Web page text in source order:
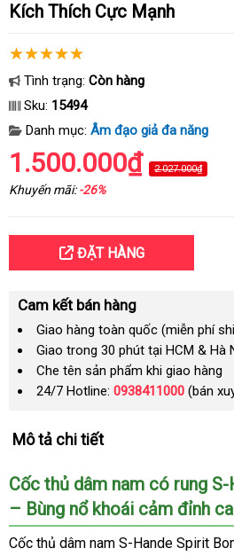
Kích Thích Cực Mạnh
Tình trạng: Còn hàng
Sku: 15494
Danh mục: Âm đạo giả đa năng
1.500.000₫ 2.027.000₫
Khuyến mãi:-26%
ĐẶT HÀNG
Cam kết bán hàng
Giao hàng toàn quốc (miễn phí
Giao trong 30 phút tại HCM & Hà
Che tên sản phẩm khi giao hàng
24/7 Hotline: 0938411000 (bán
Mô tả chi tiết
Cốc thủ dâm nam có rung
– Bùng nổ khoái cảm đỉnh
Cốc thủ dâm nam S-Hande Spirit